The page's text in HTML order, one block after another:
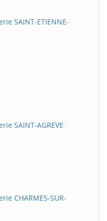
SAINT-ETIENNE-
SAINT-AGREVE
CHARMES-SUR-